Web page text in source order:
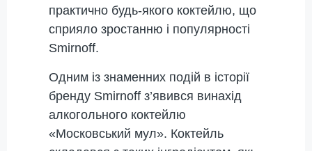
практично будь-якого коктейлю, що
сприяло зростанню і популярності
Smirnoff.
Одним із знаменних подій в історії
бренду Smirnoff з’явився винахід
алкогольного коктейлю
«Московський мул». Коктейль